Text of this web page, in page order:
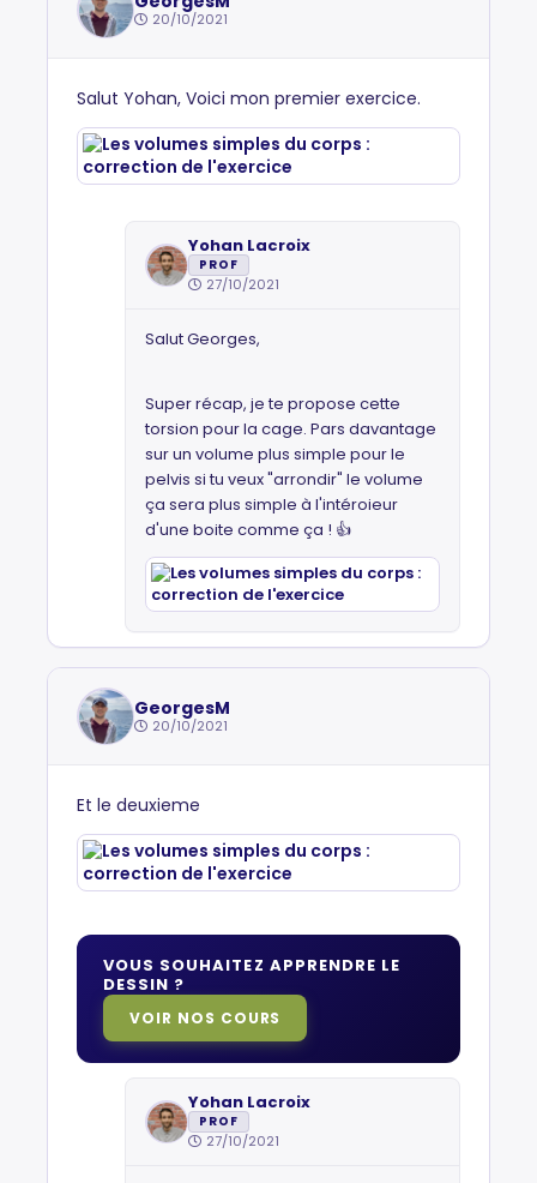
20/10/2021
Salut Yohan, Voici mon premier exercice.
Yohan Lacroix
PROF
27/10/2021
Salut Georges,
Super récap, je te propose cette
torsion pour la cage. Pars davantage
sur un volume plus simple pour le
pelvis si tu veux "arrondir" le volume
ça sera plus simple à l'intéroieur
d'une boite comme ça ! 👍
GeorgesM
20/10/2021
Et le deuxieme
VOUS SOUHAITEZ APPRENDRE LE
DESSIN ?
VOIR NOS COURS
Yohan Lacroix
PROF
27/10/2021